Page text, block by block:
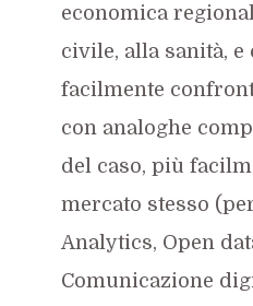
economica
civile, alla sanità, e
facilmente
con analoghe
del caso, più
mercato stesso
Analytics, Open
Comunicazione